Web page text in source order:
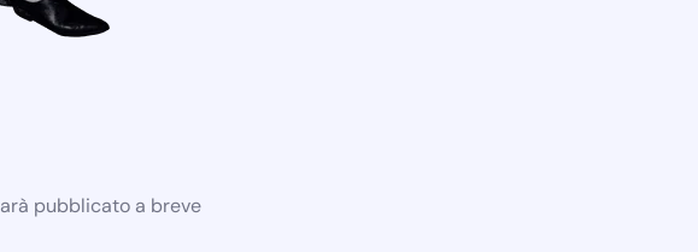
pubblicato a breve